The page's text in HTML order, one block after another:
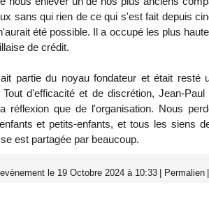
sans qui rien de ce qui s'est fait depuis
été possible. Il a occupé les plus
de crédit.
partie du noyau fondateur et était resté
d'efficacité et de discrétion, Jean-Paul
réflexion que de l'organisation. Nous
et petits-enfants, et tous les siens
est partagée par beaucoup.
le 19 Octobre 2024 à 10:33 Permalien